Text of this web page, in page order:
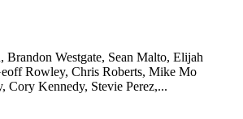
Brandon Westgate, Sean Malto, Elijah
Rowley, Chris Roberts, Mike Mo
Cory Kennedy, Stevie Perez,...